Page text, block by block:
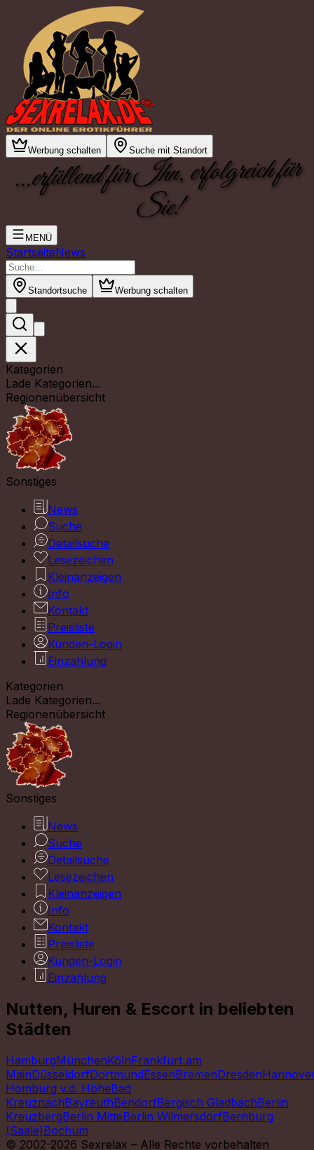
Werbung schalten Suche mit Standort
...erfüllend für Ihn, erfolgreich für
Sie!
MENÜ
StartseiteNews
Standortsuche Werbung schalten
Kategorien
Lade Kategorien...
Regionenübersicht
Sonstiges
News
Suche
Detailsuche
Lesezeichen
Kleinanzeigen
Info
Kontakt
Preisliste
Kunden-Login
Einzahlung
Kategorien
Lade Kategorien...
Regionenübersicht
Sonstiges
News
Suche
Detailsuche
Lesezeichen
Kleinanzeigen
Info
Kontakt
Preisliste
Kunden-Login
Einzahlung
Nutten, Huren & Escort in beliebten
Städten
HamburgMünchenKölnFrankfurt am
MainDüsseldorfDortmundEssenBremenDresden
Homburg v.d. HöheBad
KreuznachBayreuthBendorfBergisch GladbachBerlin
KreuzbergBerlin MitteBerlin WilmersdorfBernburg
(Saale)Bochum
© 2002-2026 Sexrelax – Alle Rechte vorbehalten